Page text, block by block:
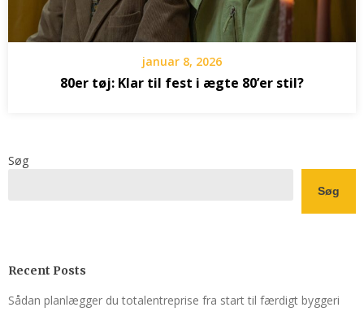
januar 8, 2026
80er tøj: Klar til fest i ægte 80’er stil?
Søg
Søg
Recent Posts
Sådan planlægger du totalentreprise fra start til færdigt byggeri